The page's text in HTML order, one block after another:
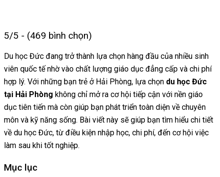
5/5 - (469 bình chọn)
Du học Đức đang trở thành lựa chọn hàng đầu của nhiều sinh
viên quốc tế nhờ vào chất lượng giáo dục đẳng cấp và chi phí
hợp lý. Với những bạn trẻ ở Hải Phòng, lựa chọn du học Đức
tại Hải Phòng không chỉ mở ra cơ hội tiếp cận với nền giáo
dục tiên tiến mà còn giúp bạn phát triển toàn diện về chuyên
môn và kỹ năng sống. Bài viết này sẽ giúp bạn tìm hiểu chi tiết
về du học Đức, từ điều kiện nhập học, chi phí, đến cơ hội việc
làm sau khi tốt nghiệp.
Mục lục